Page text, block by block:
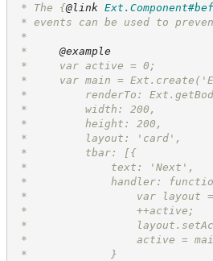
* The {@link
* events can be used to
*
* @example
*     var active = 0;
*     var main =
*         renderTo:
*         width: 200,
*         height: 200,
*         layout: 'card',
*         tbar: [{
*             text: 'Next',
*             handler:
*                 var layout
*                 ++active;
*
*                 active =
*             }